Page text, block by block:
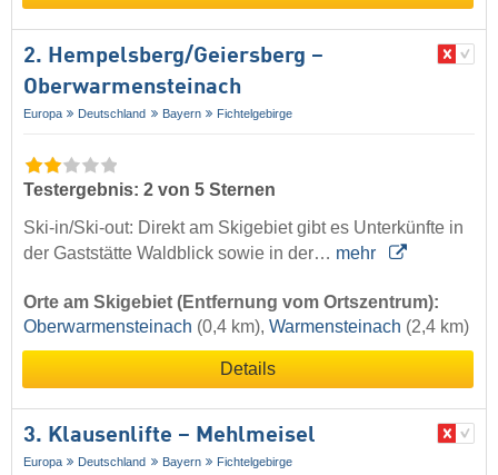
2. Hempelsberg/​Geiersberg –
Oberwarmensteinach
Europa Deutschland Bayern Fichtelgebirge
Testergebnis: 2 von 5 Sternen
Ski-in/Ski-out: Direkt am Skigebiet gibt es Unterkünfte in
der Gaststätte Waldblick sowie in der… mehr
Orte am Skigebiet (Entfernung vom Ortszentrum):
Oberwarmensteinach (0,4 km), Warmensteinach (2,4 km)
Details
3. Klausenlifte – Mehlmeisel
Europa Deutschland Bayern Fichtelgebirge